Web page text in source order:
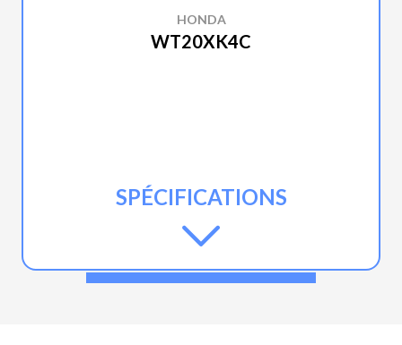
HONDA
WT20XK4C
SPÉCIFICATIONS